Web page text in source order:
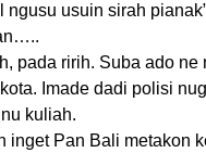
usuin sirah
pada ririh. Suba ado
Imade dadi polisi
kuliah.
inget Pan Bali metakon